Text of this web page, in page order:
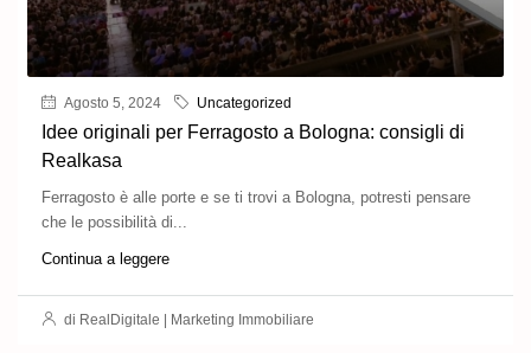
Agosto 5, 2024 Uncategorized
Idee originali per Ferragosto a Bologna: consigli di
Realkasa
Ferragosto è alle porte e se ti trovi a Bologna, potresti pensare
che le possibilità di...
Continua a leggere
di RealDigitale | Marketing Immobiliare